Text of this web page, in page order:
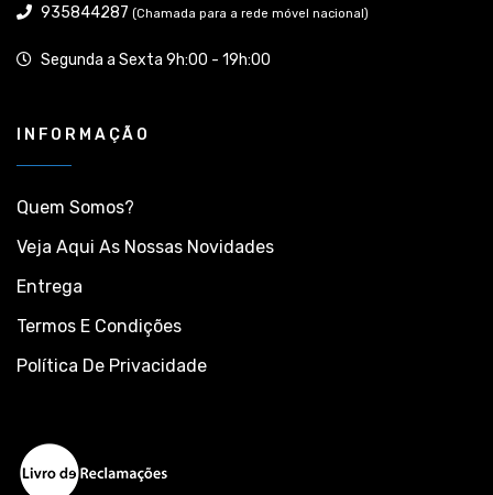
935844287 (Chamada para a rede móvel nacional)
Segunda a Sexta 9h:00 - 19h:00
INFORMAÇÃO
Quem Somos?
Veja Aqui As Nossas Novidades
Entrega
Termos E Condições
Política De Privacidade